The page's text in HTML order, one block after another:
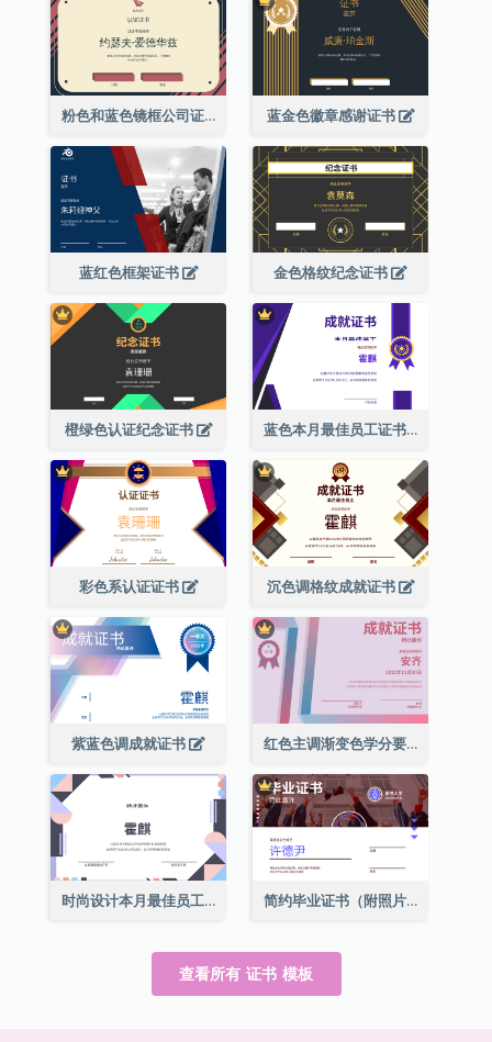
粉色和蓝色镜框公司证书 蓝金色徽章感谢证书
蓝红色框架证书 金色格纹纪念证书
橙绿色认证纪念证书 蓝色本月最佳员工证书(附标志)
彩色系认证证书 沉色调格纹成就证书
紫蓝色调成就证书 红色主调渐变色学分要求成就证书
时尚设计本月最佳员工证书 简约毕业证书（附照片）
查看所有 证书 模板